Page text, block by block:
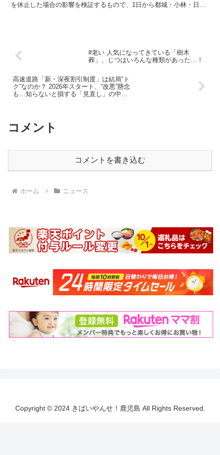
を休止した場合の影響を検証するもので、1日から都城・小林・日南
#老い 人気になってきている「樹木
葬」、じつはいろんな種類があった…！
高速道路「新・深夜割引制度」は結局“ト
ク”なのか？ 2026年スタート、“改悪”懸念
も…知らないと損する「見直し」の中身
コメント
コメントを書き込む
ホーム ニュース
Copyright © 2024 きばいやんせ！鹿児島 All Rights Reserved.